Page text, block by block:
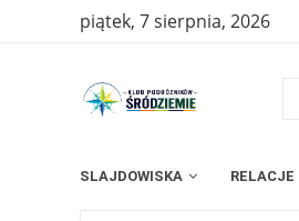
piątek, 7 sierpnia, 2026
SLAJDOWISKA RELACJE